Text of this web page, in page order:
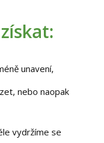
unavení,
nebo naopak
vydržíme se